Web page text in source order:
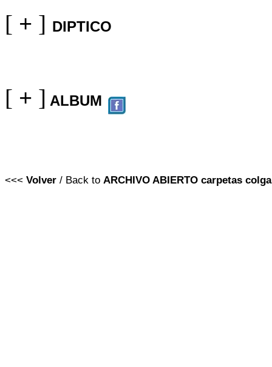
[ + ] DIPTICO
[ + ] ALBUM
<<< Volver / Back to ARCHIVO ABIERTO carpetas